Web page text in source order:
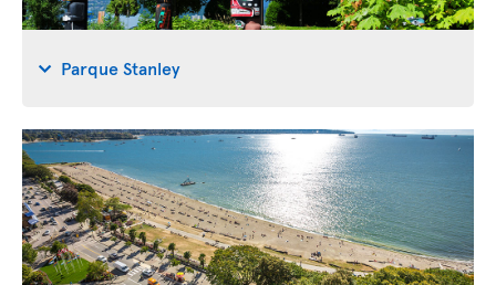
Parque Stanley